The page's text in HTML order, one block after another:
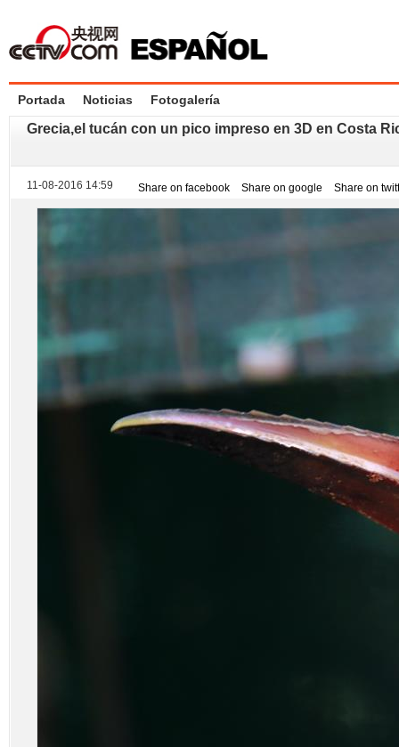
Portada Noticias Fotogalería
Grecia,el tucán con un pico impreso en 3D en Costa
11-08-2016 14:59 Share on facebook Share on google Share on